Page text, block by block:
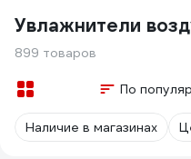
Увлажнители
899 товаров
По
Наличие в магазинах